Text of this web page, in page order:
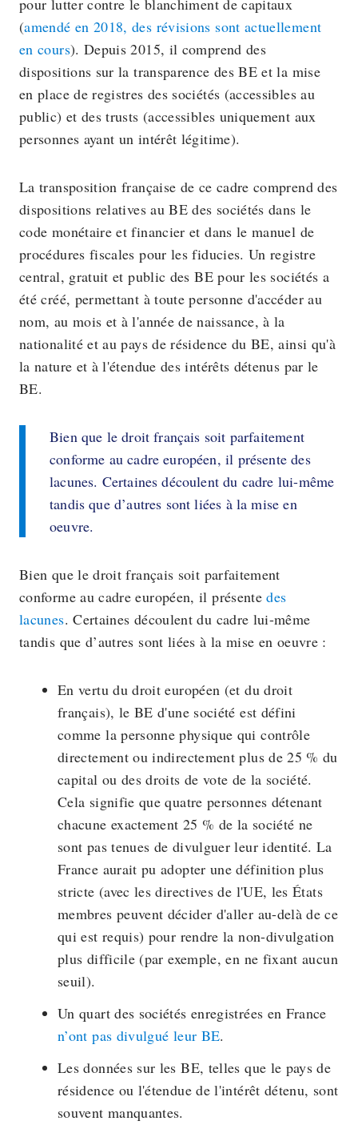
pour lutter contre le blanchiment de capitaux
(amendé en 2018, des révisions sont actuellement
en cours). Depuis 2015, il comprend des
dispositions sur la transparence des BE et la mise
en place de registres des sociétés (accessibles au
public) et des trusts (accessibles uniquement aux
personnes ayant un intérêt légitime).
La transposition française de ce cadre comprend des
dispositions relatives au BE des sociétés dans le
code monétaire et financier et dans le manuel de
procédures fiscales pour les fiducies. Un registre
central, gratuit et public des BE pour les sociétés a
été créé, permettant à toute personne d'accéder au
nom, au mois et à l'année de naissance, à la
nationalité et au pays de résidence du BE, ainsi qu'à
la nature et à l'étendue des intérêts détenus par le
BE.
Bien que le droit français soit parfaitement
conforme au cadre européen, il présente des
lacunes. Certaines découlent du cadre lui-même
tandis que d’autres sont liées à la mise en
oeuvre.
Bien que le droit français soit parfaitement
conforme au cadre européen, il présentedes
lacunes. Certaines découlent du cadre lui-même
tandis que d’autres sont liées à la mise en oeuvre :
En vertu du droit européen (et du droit
français), le BE d'une société est défini
comme la personne physique qui contrôle
directement ou indirectement plus de 25 % du
capital ou des droits de vote de la société.
Cela signifie que quatre personnes détenant
chacune exactement 25 % de la société ne
sont pas tenues de divulguer leur identité. La
France aurait pu adopter une définition plus
stricte (avec les directives de l'UE, les États
membres peuvent décider d'aller au-delà de ce
qui est requis) pour rendre la non-divulgation
plus difficile (par exemple, en ne fixant aucun
seuil).
Un quart des sociétés enregistrées en France
n’ont pas divulgué leur BE.
Les données sur les BE, telles que le pays de
résidence ou l'étendue de l'intérêt détenu, sont
souvent manquantes.